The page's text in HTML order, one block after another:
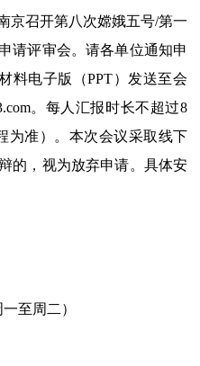
京召开第八次嫦娥五号/第一
请评审会。请各单位通知申
料电子版（PPT）发送至会
。每人汇报时长不超过8
为准）。本次会议采取线下
的，视为放弃申请。具体安
至周二）